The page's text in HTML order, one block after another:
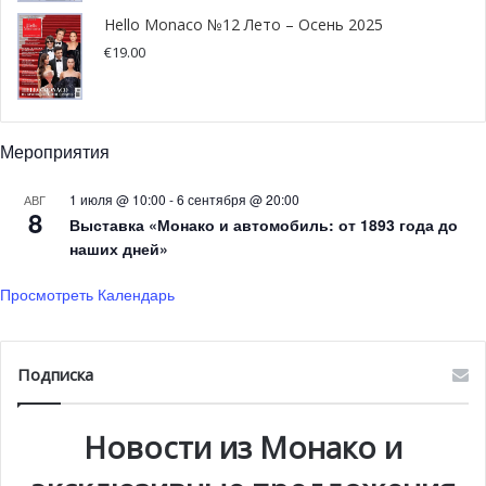
Hello Monaco №12 Лето – Осень 2025
€19.00
Мероприятия
АВГ
8
1 июля @ 10:00 -6 сентября @ 20:00
Выставка «Монако и автомобиль: от 1893 года до
наших дней»
Просмотреть Календарь
Подписка
Новости из Монако и